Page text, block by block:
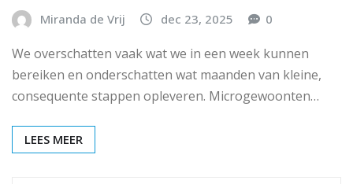
Miranda de Vrij dec 23, 2025 0
We overschatten vaak wat we in een week kunnen
bereiken en onderschatten wat maanden van kleine,
consequente stappen opleveren. Microgewoonten…
LEES MEER